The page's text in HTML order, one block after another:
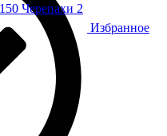
Черепахи 2
Избранное